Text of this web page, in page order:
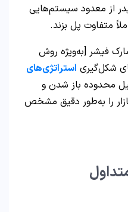
از معدود سیستم‌هایی
متفاوت پل بزند.
فیشر [به‌ویژه روش
استراتژی‌های
محدوده باز شدن و
را به‌طور دقیق مشخص